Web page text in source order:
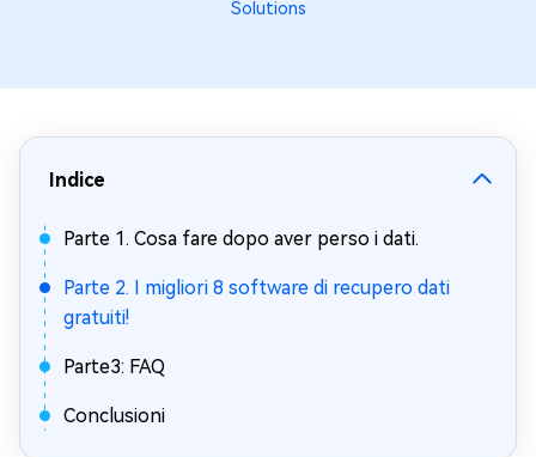
Solutions
Indice
Parte 1. Cosa fare dopo aver perso i dati.
Parte 2. I migliori 8 software di recupero dati
gratuiti!
Parte3: FAQ
Conclusioni